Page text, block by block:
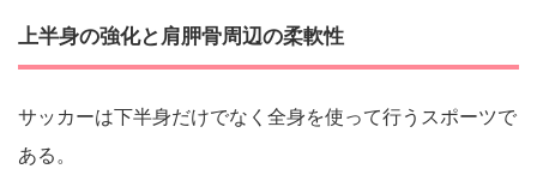
上半身の強化と肩胛骨周辺の柔軟性
サッカーは下半身だけでなく全身を使って行うスポーツで
ある。